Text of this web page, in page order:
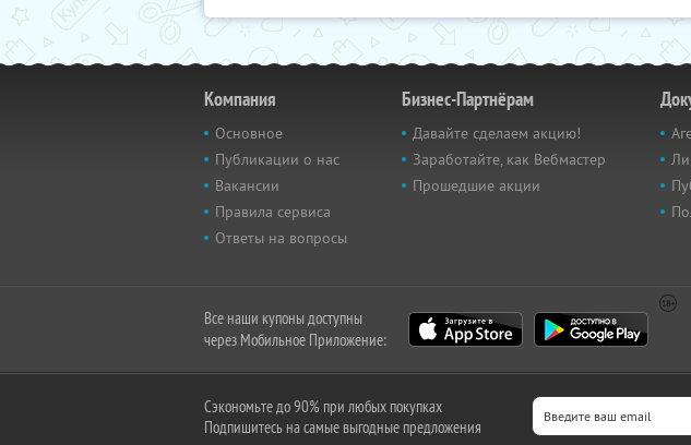
Компания
Основное
Публикации о нас
Вакансии
Правила сервиса
Ответы на вопросы
Бизнес-Партнёрам
Давайте сделаем акцию!
Заработайте, как Вебмастер
Прошедшие акции
Все наши купоны доступны
через Мобильное Приложение:
Сэкономьте до 90% при любых покупках
Подпишитесь на самые выгодные предложения